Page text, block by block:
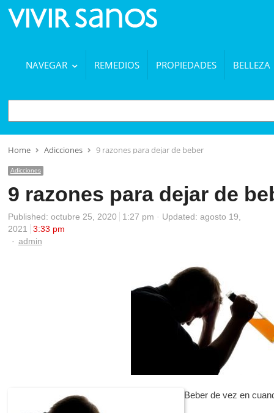
NAVEGAR REMEDIOS PROPIEDADES BELLEZA
BUSCAR
Home Adicciones 9 razones para dejar de beber
Adicciones
9 razones para dejar de
Published: octubre 25, 2020 1:27 pm
Updated: agosto 19,
2021
3:33 pm
Author
admin
Beber de vez en